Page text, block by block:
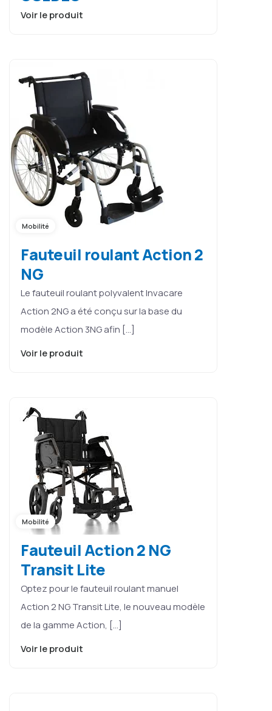
Voir le produit
Mobilité
Fauteuil roulant Action 2
NG
Le fauteuil roulant polyvalent Invacare
Action 2NG a été conçu sur la base du
modèle Action 3NG afin […]
Voir le produit
Mobilité
Fauteuil Action 2 NG
Transit Lite
Optez pour le fauteuil roulant manuel
Action 2 NG Transit Lite, le nouveau modèle
de la gamme Action, […]
Voir le produit